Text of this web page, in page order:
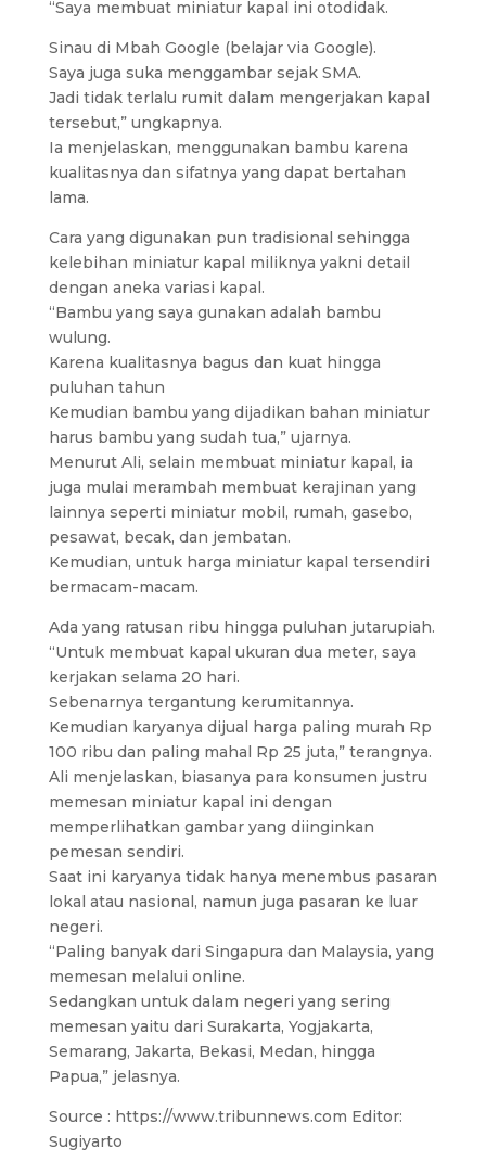
“Saya membuat miniatur kapal ini otodidak.
Sinau di Mbah Google (belajar via Google).
Saya juga suka menggambar sejak SMA.
Jadi tidak terlalu rumit dalam mengerjakan kapal
tersebut,” ungkapnya.
Ia menjelaskan, menggunakan bambu karena
kualitasnya dan sifatnya yang dapat bertahan
lama.
Cara yang digunakan pun tradisional sehingga
kelebihan miniatur kapal miliknya yakni detail
dengan aneka variasi kapal.
“Bambu yang saya gunakan adalah bambu
wulung.
Karena kualitasnya bagus dan kuat hingga
puluhan tahun
Kemudian bambu yang dijadikan bahan miniatur
harus bambu yang sudah tua,” ujarnya.
Menurut Ali, selain membuat miniatur kapal, ia
juga mulai merambah membuat kerajinan yang
lainnya seperti miniatur mobil, rumah, gasebo,
pesawat, becak, dan jembatan.
Kemudian, untuk harga miniatur kapal tersendiri
bermacam-macam.
Ada yang ratusan ribu hingga puluhan jutarupiah.
“Untuk membuat kapal ukuran dua meter, saya
kerjakan selama 20 hari.
Sebenarnya tergantung kerumitannya.
Kemudian karyanya dijual harga paling murah Rp
100 ribu dan paling mahal Rp 25 juta,” terangnya.
Ali menjelaskan, biasanya para konsumen justru
memesan miniatur kapal ini dengan
memperlihatkan gambar yang diinginkan
pemesan sendiri.
Saat ini karyanya tidak hanya menembus pasaran
lokal atau nasional, namun juga pasaran ke luar
negeri.
“Paling banyak dari Singapura dan Malaysia, yang
memesan melalui online.
Sedangkan untuk dalam negeri yang sering
memesan yaitu dari Surakarta, Yogjakarta,
Semarang, Jakarta, Bekasi, Medan, hingga
Papua,” jelasnya.
Source : https://www.tribunnews.com Editor:
Sugiyarto